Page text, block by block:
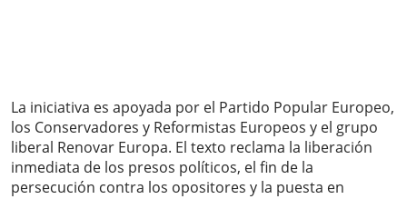
La iniciativa es apoyada por el Partido Popular Europeo,
los Conservadores y Reformistas Europeos y el grupo
liberal Renovar Europa. El texto reclama la liberación
inmediata de los presos políticos, el fin de la
persecución contra los opositores y la puesta en